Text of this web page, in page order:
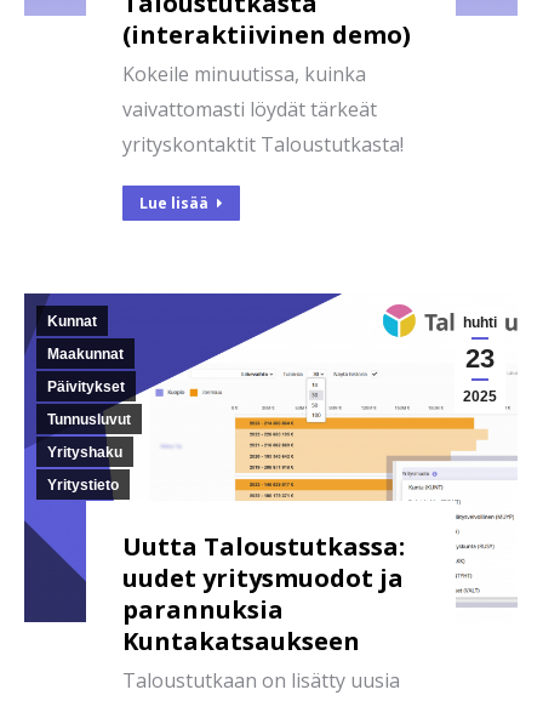
(interaktiivinen demo)
Kokeile minuutissa, kuinka
vaivattomasti löydät tärkeät
yrityskontaktit Taloustutkasta!
Lue lisää
huhti
23
2025
Kunnat
Maakunnat
Päivitykset
Tunnusluvut
Yrityshaku
Yritystieto
Uutta Taloustutkassa:
uudet yritysmuodot ja
parannuksia
Kuntakatsaukseen
Taloustutkaan on lisätty uusia